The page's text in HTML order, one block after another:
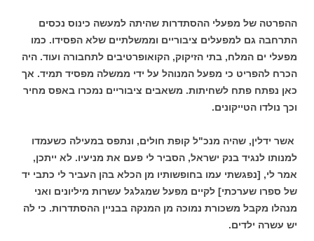
ההפרטה של מפעלי ההסתדרות שהיתה למעשה כינוס נכסים
התרחבה גם למפעלים ציבוריים וממשלתיים שלא הפסידו. כמו
מפעלי ים המלח, בתי הזיקוק, הקואופרטיבים לתחבורה ועוד. היה
הכרח להפריט כי מפעל המנוהל על ידי ממשלה מפסיד תמיד. אך
כאן נפתח פתח לשחיתות. משאבים ציבוריים נמכרו באפס מחיר
וכך נולדו הטייקונים.
אשר ידלין, שהיה מנכ"ל קופת חולים, ונתפס במעילה כשעמדו
למנותו לנגיד בנק ישראל, הסביר לי פעם את מניעיו. לא ייתכן,
אמר לי, [נפגשתי עמו בחופשותיו מן הכלא בהן העביר לי כתבי יד
של ספרו שערכתי] לקיים מפעל שמגלגל עשרות מיליונים ואני
מנהלו מקבל משכורת נמוכה מן המנקה בבניין ההסתדרות. כי לה
יש עשרה ילדים.